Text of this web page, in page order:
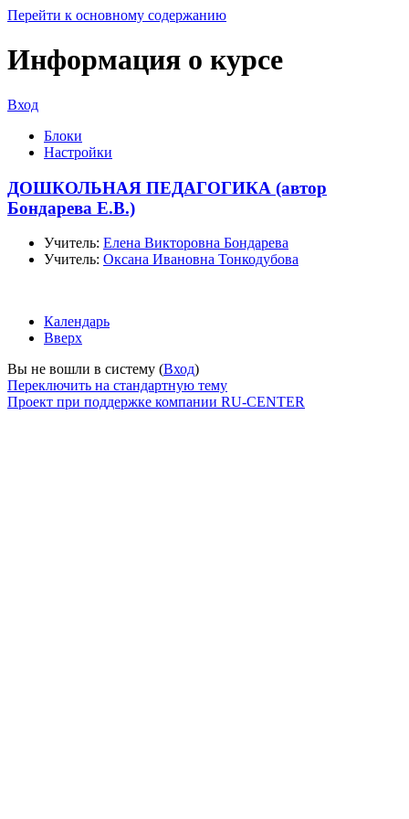
Перейти к основному содержанию
Информация о курсе
Вход
Блоки
Настройки
ДОШКОЛЬНАЯ ПЕДАГОГИКА (автор
Бондарева Е.В.)
Учитель: Елена Викторовна Бондарева
Учитель: Оксана Ивановна Тонкодубова
Календарь
Вверх
Вы не вошли в систему (Вход)
Переключить на стандартную тему
Проект при поддержке компании RU-CENTER